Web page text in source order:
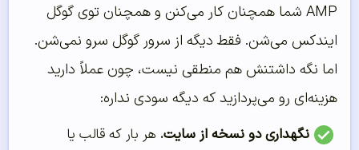
AMP شما همچنان کار می‌کنن و همچنان توی گوگل
ایندکس می‌شن. فقط دیگه از سرور گوگل سرو نمی‌شن.
اما نگه داشتنش هم منطقی نیست، چون عملاً دارید
هزینه‌ای رو می‌پردازید که دیگه سودی نداره:
نگهداری دو نسخه از سایت. هر بار که قالب یا